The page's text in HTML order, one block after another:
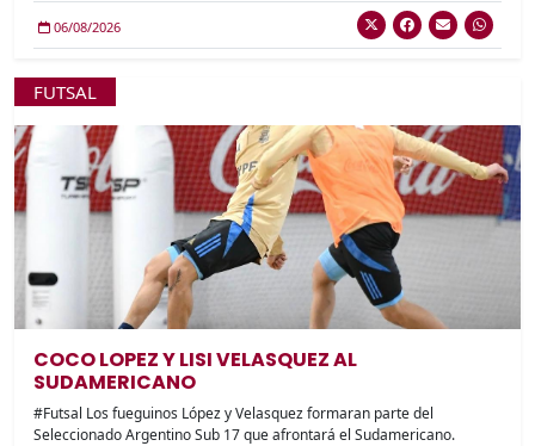
06/08/2026
FUTSAL
COCO LOPEZ Y LISI VELASQUEZ AL
SUDAMERICANO
#Futsal Los fueguinos López y Velasquez formaran parte del
Seleccionado Argentino Sub 17 que afrontará el Sudamericano.